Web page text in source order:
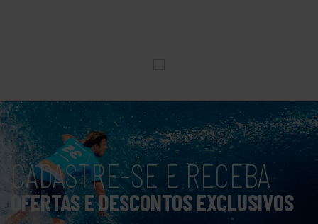
CADASTRE-SE E RECEBA
OFERTAS E DESCONTOS EXCLUSIVOS